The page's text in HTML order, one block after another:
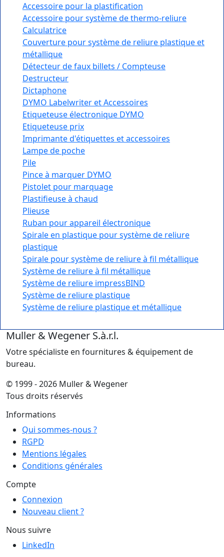
Accessoire pour la plastification
Accessoire pour système de thermo-reliure
Calculatrice
Couverture pour système de reliure plastique et
métallique
Détecteur de faux billets / Compteuse
Destructeur
Dictaphone
DYMO Labelwriter et Accessoires
Etiqueteuse électronique DYMO
Etiqueteuse prix
Imprimante d'étiquettes et accessoires
Lampe de poche
Pile
Pince à marquer DYMO
Pistolet pour marquage
Plastifieuse à chaud
Plieuse
Ruban pour appareil électronique
Spirale en plastique pour système de reliure
plastique
Spirale pour système de reliure à fil métallique
Système de reliure à fil métallique
Système de reliure impressBIND
Système de reliure plastique
Système de reliure plastique et métallique
Muller & Wegener S.à.r.l.
Votre spécialiste en fournitures & équipement de
bureau.
© 1999 - 2026 Muller & Wegener
Tous droits réservés
Informations
Qui sommes-nous ?
RGPD
Mentions légales
Conditions générales
Compte
Connexion
Nouveau client ?
Nous suivre
LinkedIn